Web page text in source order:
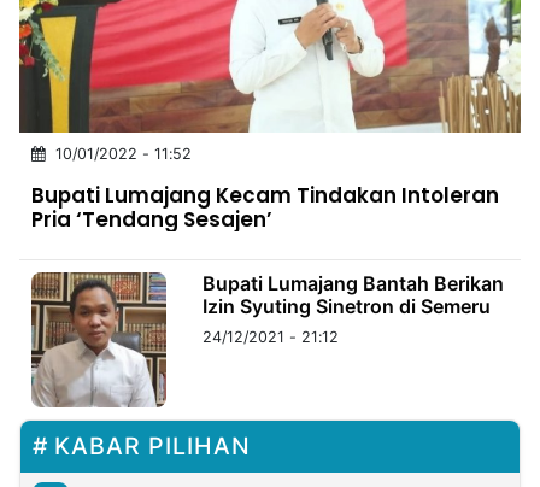
INDONESIA
Partner
NTB
Time
IDN
Jogja
Rakyat
News
Notice
Baru
Follow
Kabarbaru
10/01/2022 - 11:52
Bupati Lumajang Kecam Tindakan Intoleran
Pria ‘Tendang Sesajen’
Bupati Lumajang Bantah Berikan
Izin Syuting Sinetron di Semeru
24/12/2021 - 21:12
KABAR PILIHAN